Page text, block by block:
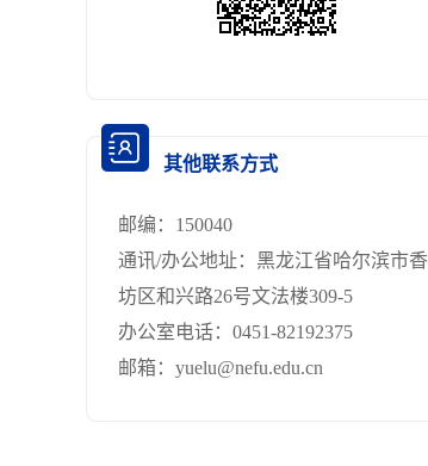
其他联系方式
邮编： 150040
通讯/办公地址： 黑龙江省哈尔滨市香
坊区和兴路26号文法楼309-5
办公室电话： 0451-82192375
邮箱： yuelu@nefu.edu.cn